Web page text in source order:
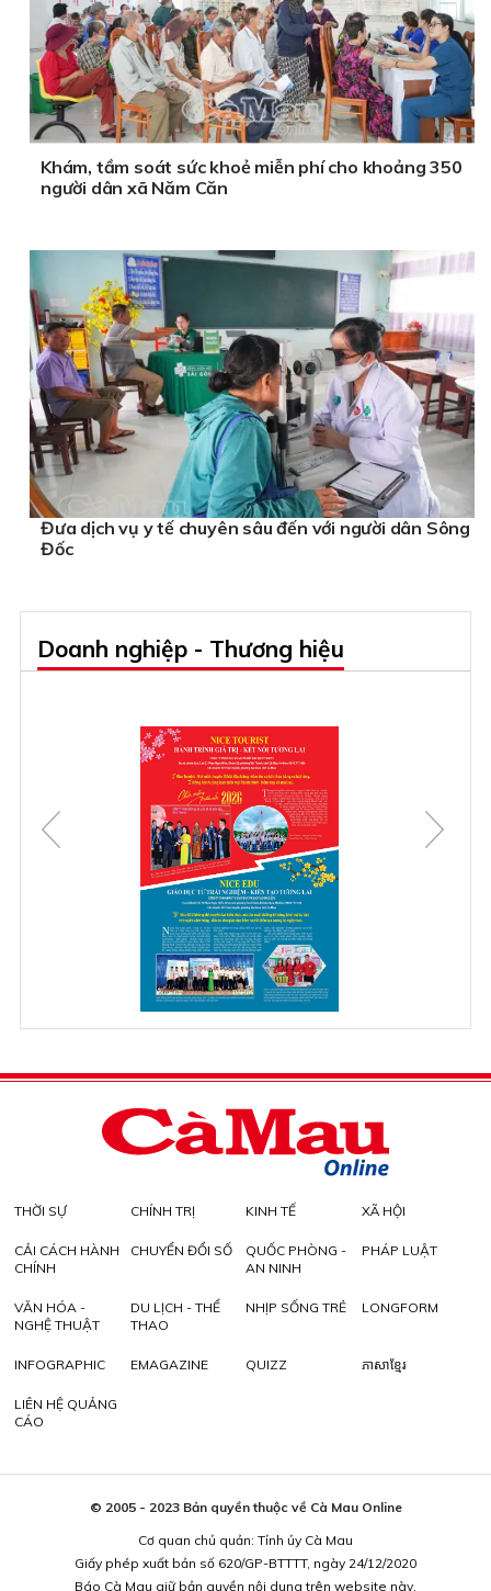
Khám, tầm soát sức khoẻ miễn phí cho khoảng 350
người dân xã Năm Căn
Đưa dịch vụ y tế chuyên sâu đến với người dân Sông
Đốc
Doanh nghiệp - Thương hiệu
THỜI SỰ CHÍNH TRỊ KINH TẾ XÃ HỘI
CẢI CÁCH HÀNH
CHÍNH
CHUYỂN ĐỔI SỐ
QUỐC PHÒNG -
AN NINH
PHÁP LUẬT
VĂN HÓA -
NGHỆ THUẬT
DU LỊCH - THỂ
THAO
NHỊP SỐNG TRẺ LONGFORM
INFOGRAPHIC EMAGAZINE QUIZZ ភាសាខ្មែរ
LIÊN HỆ QUẢNG
CÁO
© 2005 - 2023 Bản quyền thuộc về Cà Mau Online
Cơ quan chủ quản: Tỉnh ủy Cà Mau
Giấy phép xuất bản số 620/GP-BTTTT, ngày 24/12/2020
Báo Cà Mau giữ bản quyền nội dung trên website này.